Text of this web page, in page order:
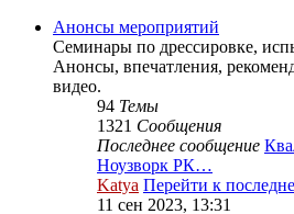
Анонсы мероприятий
Семинары по дрессировке,
Анонсы, впечатления,
видео.
94 Темы
1321 Сообщения
Последнее сообщение
Ноузворк РК…
Katya Перейти к
11 сен 2023, 13:31